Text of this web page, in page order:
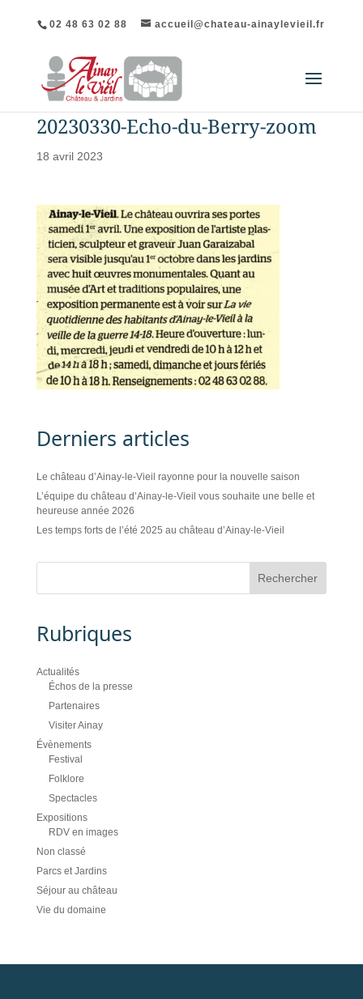
02 48 63 02 88 accueil@chateau-ainaylevieil.fr
20230330-Echo-du-Berry-zoom
18 avril 2023
Derniers articles
Le château d’Ainay-le-Vieil rayonne pour la nouvelle saison
L’équipe du château d’Ainay-le-Vieil vous souhaite une belle et
heureuse année 2026
Les temps forts de l’été 2025 au château d’Ainay-le-Vieil
Rubriques
Actualités
Échos de la presse
Partenaires
Visiter Ainay
Évènements
Festival
Folklore
Spectacles
Expositions
RDV en images
Non classé
Parcs et Jardins
Séjour au château
Vie du domaine